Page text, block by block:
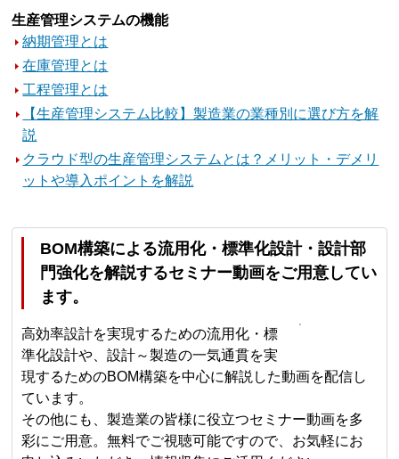
生産管理システムの機能
納期管理とは
在庫管理とは
工程管理とは
【生産管理システム比較】製造業の業種別に選び方を解
説
クラウド型の生産管理システムとは？メリット・デメリ
ットや導入ポイントを解説
BOM構築による流用化・標準化設計・設計部
門強化を解説するセミナー動画をご用意してい
ます。
高効率設計を実現するための流用化・標
準化設計や、設計～製造の一気通貫を実
現するためのBOM構築を中心に解説した動画を配信し
ています。
その他にも、製造業の皆様に役立つセミナー動画を多
彩にご用意。無料でご視聴可能ですので、お気軽にお